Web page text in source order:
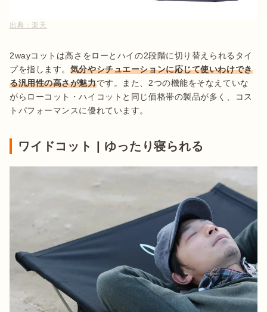
出典： 楽天
2wayコットは高さをローとハイの2段階に切り替えられるタイ
プを指します。 気分やシチュエーションに応じて使いわけでき
る汎用性の高さが魅力です。また、2つの機能をそなえていな
がらローコット・ハイコットと同じ価格帯の製品が多く、コス
トパフォーマンスに優れています。
ワイドコット | ゆったり寝られる